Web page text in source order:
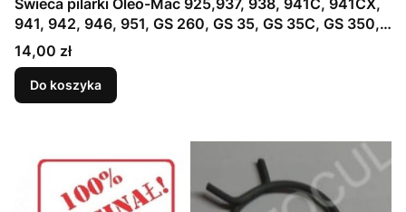
941, 942, 946, 951, GS 260, GS 35, GS 35C, GS 350,
GS 350C, GS 37, GS 370, GS 371, GS 41, GS 410C, GS
410CX, GS 411, GS 45, GS 451
Cena
14,00 zł
Do koszyka